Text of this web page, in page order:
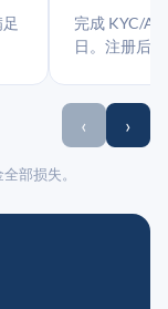
完成 KYC/
日。注册后
‹ ›
部损失。